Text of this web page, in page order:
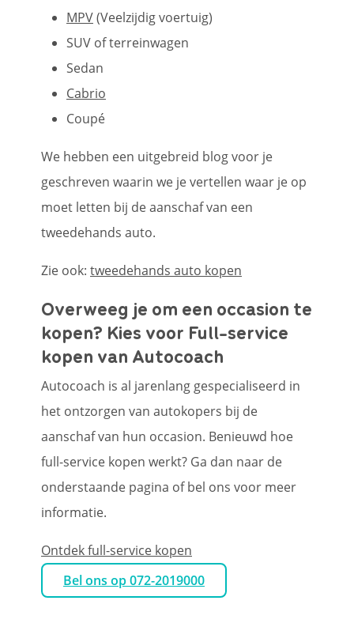
MPV(Veelzijdig voertuig)
SUV of terreinwagen
Sedan
Cabrio
Coupé
We hebben een uitgebreid blog voor je
geschreven waarin we je vertellen waar je op
moet letten bij de aanschaf van een
tweedehands auto.
Zie ook: tweedehands auto kopen
Overweeg je om een occasion te
kopen? Kies voor Full-service
kopen van Autocoach
Autocoach is al jarenlang gespecialiseerd in
het ontzorgen van autokopers bij de
aanschaf van hun occasion. Benieuwd hoe
full-service kopen werkt? Ga dan naar de
onderstaande pagina of bel ons voor meer
informatie.
Ontdek full-service kopen
Bel ons op 072-2019000